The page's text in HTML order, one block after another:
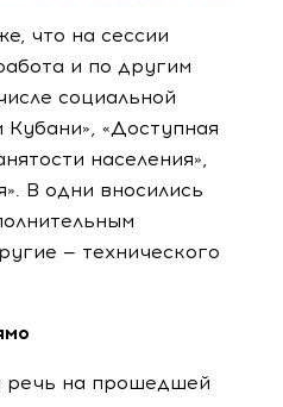
что на сессии
и по другим
социальной
«Доступная
населения»,
В одни вносились
— технического
на прошедшей